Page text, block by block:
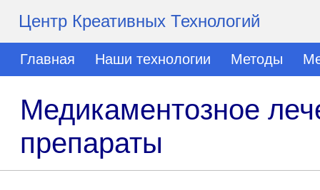
Центр Креативных Технологий
Главная Наши технологии Методы
Медикаментозное
препараты